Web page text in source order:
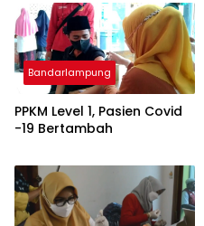
Bandarlampung
PPKM Level 1, Pasien Covid
-19 Bertambah